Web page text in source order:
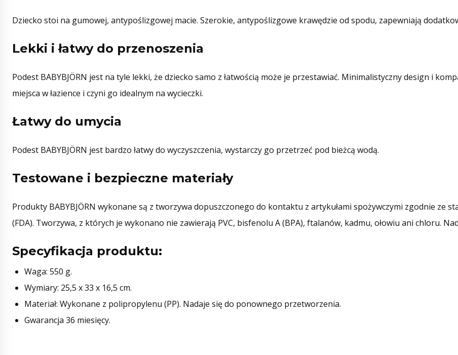
Dziecko stoi na gumowej, antypoślizgowej macie. Szerokie, antypoślizgowe krawędzie od spodu, zapewniają
Lekki i łatwy do przenoszenia
Podest BABYBJÖRN jest na tyle lekki, że dziecko samo z łatwością może je przestawiać. Minimalistyczny design i
miejsca w łazience i czyni go idealnym na wycieczki.
Łatwy do umycia
Podest BABYBJÖRN jest bardzo łatwy do wyczyszczenia, wystarczy go przetrzeć pod bieżcą wodą.
Testowane i bezpieczne materiały
Produkty BABYBJÖRN wykonane są z tworzywa dopuszczonego do kontaktu z artykułami spożywczymi zgodnie ze
(FDA). Tworzywa, z których je wykonano nie zawierają PVC, bisfenolu A (BPA), ftalanów, kadmu, ołowiu ani chloru.
Specyfikacja produktu:
Waga: 550 g.
Wymiary: 25,5 x 33 x 16,5 cm.
Materiał: Wykonane z polipropylenu (PP). Nadaje się do ponownego przetworzenia.
Gwarancja 36 miesięcy.